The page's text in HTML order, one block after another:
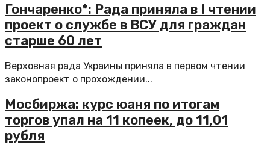
Гончаренко*: Рада приняла в I чтении
проект о службе в ВСУ для граждан
старше 60 лет
Верховная рада Украины приняла в первом чтении
законопроект о прохождении...
Мосбиржа: курс юаня по итогам
торгов упал на 11 копеек, до 11,01
рубля